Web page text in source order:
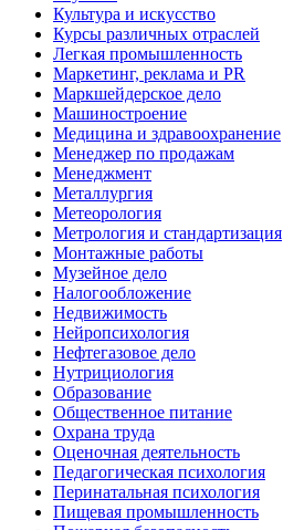
Культура и искусство
Курсы различных отраслей
Легкая промышленность
Маркетинг, реклама и PR
Маркшейдерское дело
Машиностроение
Медицина и здравоохранение
Менеджер по продажам
Менеджмент
Металлургия
Метеорология
Метрология и стандартизация
Монтажные работы
Музейное дело
Налогообложение
Недвижимость
Нейропсихология
Нефтегазовое дело
Нутрициология
Образование
Общественное питание
Охрана труда
Оценочная деятельность
Педагогическая психология
Перинатальная психология
Пищевая промышленность